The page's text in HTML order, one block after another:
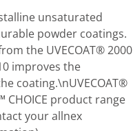
unsaturated
powder coatings.
the UVECOAT® 2000
improves the
coating.\nUVECOAT®
CHOICE product range
your allnex